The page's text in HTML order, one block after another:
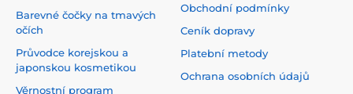
Barevné čočky na tmavých
očích
Průvodce korejskou a
japonskou kosmetikou
Věrnostní program
Obchodní podmínky
Ceník dopravy
Platební metody
Ochrana osobních údajů